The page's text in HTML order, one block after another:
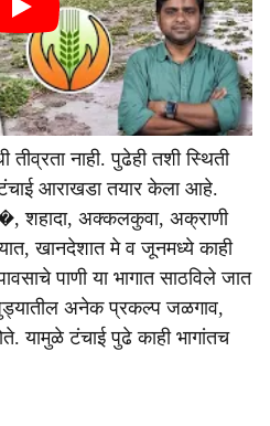
तीव्रता नाही. पुढेही तशी स्थिती
आराखडा तयार केला आहे.
शहादा, अक्कलकुवा, अक्राणी
खानदेशात मे व जूनमध्ये काही
पाणी या भागात साठविले जात
अनेक प्रकल्प जळगाव,
यामुळे टंचाई पुढे काही भागांतच